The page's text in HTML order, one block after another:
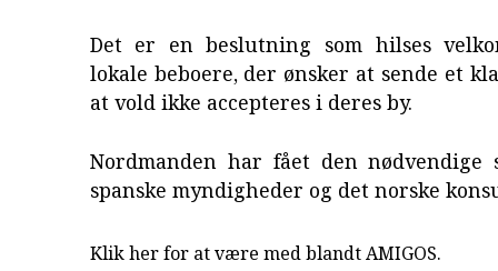
Det er en beslutning som hilses
lokale beboere, der ønsker at sende et
at vold ikke accepteres i deres by.
Nordmanden har fået den nødvendige
spanske myndigheder og det norske
Klik her for at være med blandt AMIGOS.